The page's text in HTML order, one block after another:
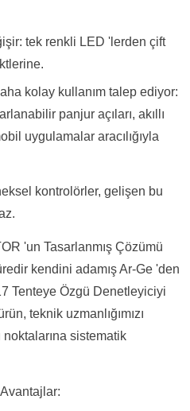
tek renkli LED 'lerden çift
kolay kullanım talep ediyor:
panjur açıları, akıllı
uygulamalar aracılığıyla
kontrolörler, gelişen bu
'un Tasarlanmış Çözümü
kendini adamış Ar-Ge 'den
Tenteye Özgü Denetleyiciyi
teknik uzmanlığımızı
noktalarına sistematik